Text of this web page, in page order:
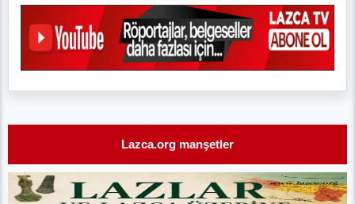
Lazca.org manşetler